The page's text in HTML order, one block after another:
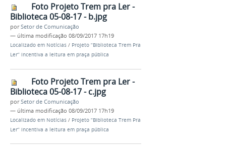
Foto Projeto Trem pra Ler -
Biblioteca 05-08-17 - b.jpg
porSetor de Comunicação
— última modificação 08/09/2017 17h19
Localizado em Notícias / Projeto “Biblioteca Trem Pra
Ler” incentiva a leitura em praça pública
Foto Projeto Trem pra Ler -
Biblioteca 05-08-17 - c.jpg
porSetor de Comunicação
— última modificação 08/09/2017 17h19
Localizado em Notícias / Projeto “Biblioteca Trem Pra
Ler” incentiva a leitura em praça pública